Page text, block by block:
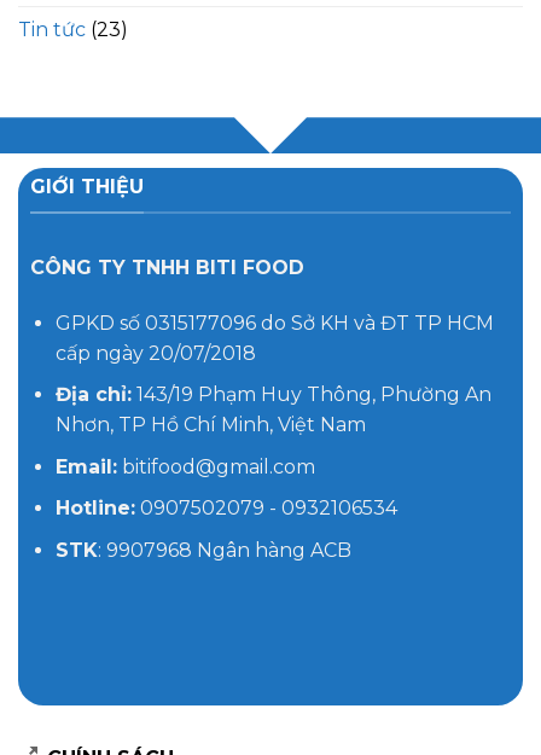
Tin tức (23)
GIỚI THIỆU
CÔNG TY TNHH BITI FOOD
GPKD số 0315177096 do Sở KH và ĐT TP HCM
cấp ngày 20/07/2018
Địa chỉ:143/19 Phạm Huy Thông, Phường An
Nhơn, TP Hồ Chí Minh, Việt Nam
Email:bitifood@gmail.com
Hotline:0907502079 - 0932106534
STK: 9907968 Ngân hàng ACB